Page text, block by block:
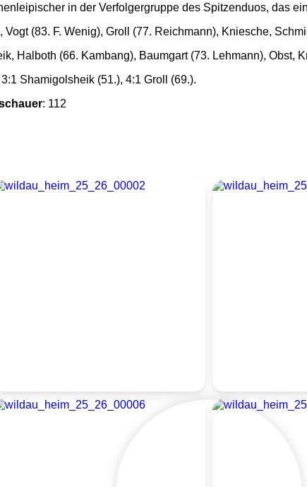
in der Verfolgergruppe des Spitzenduos, das
Vogt (83. F. Wenig), Groll (77. Reichmann), Kniesche,
Halboth (66. Kambang), Baumgart (73. Lehmann), Obst,
Shamigolsheik (51.), 4:1 Groll (69.).
: 112